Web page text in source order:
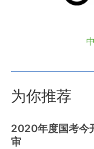
为你推荐
2020年度国考今
审